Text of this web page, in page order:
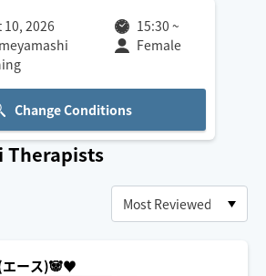
2026 15:30 ~
Female
Change Conditions
Therapists
ース)🐼♥️